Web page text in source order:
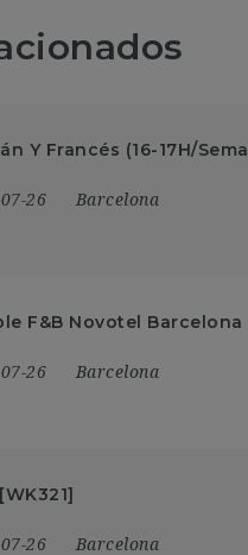
Y Francés (16-17H/
26 Barcelona
F&B Novotel Barcelona
26 Barcelona
26 Barcelona